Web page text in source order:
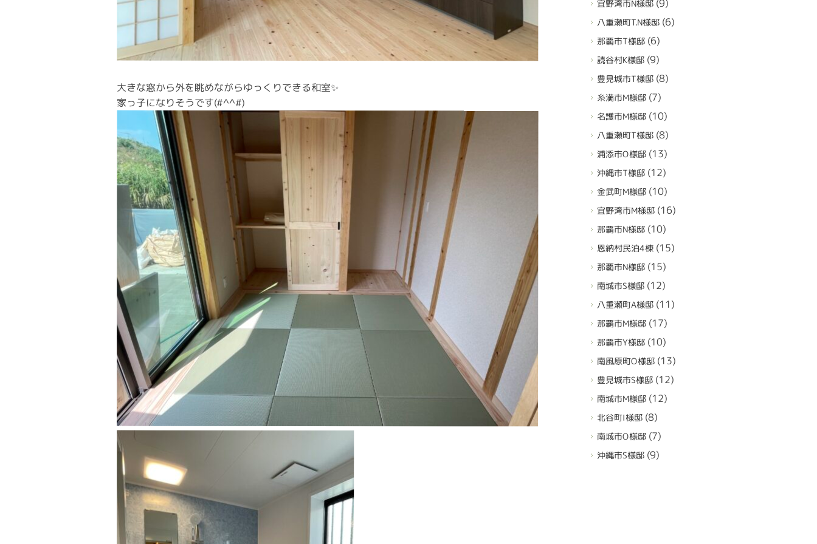
大きな窓から外を眺めながらゆっくりできる和室✨
家っ子になりそうです(#^^#)
宜野湾市N様邸(9)
八重瀬町T.N様邸(6)
那覇市T様邸(6)
読谷村K様邸(9)
豊見城市T様邸(8)
糸満市M様邸(7)
名護市M様邸(10)
八重瀬町T様邸(8)
浦添市O様邸(13)
沖縄市T様邸(12)
金武町M様邸(10)
宜野湾市M様邸(16)
那覇市N様邸(10)
恩納村民泊4棟(15)
那覇市N様邸(15)
南城市S様邸(12)
八重瀬町A様邸(11)
那覇市M様邸(17)
那覇市Y様邸(10)
南風原町O様邸(13)
豊見城市S様邸(12)
南城市M様邸(12)
北谷町I様邸(8)
南城市O様邸(7)
沖縄市S様邸(9)